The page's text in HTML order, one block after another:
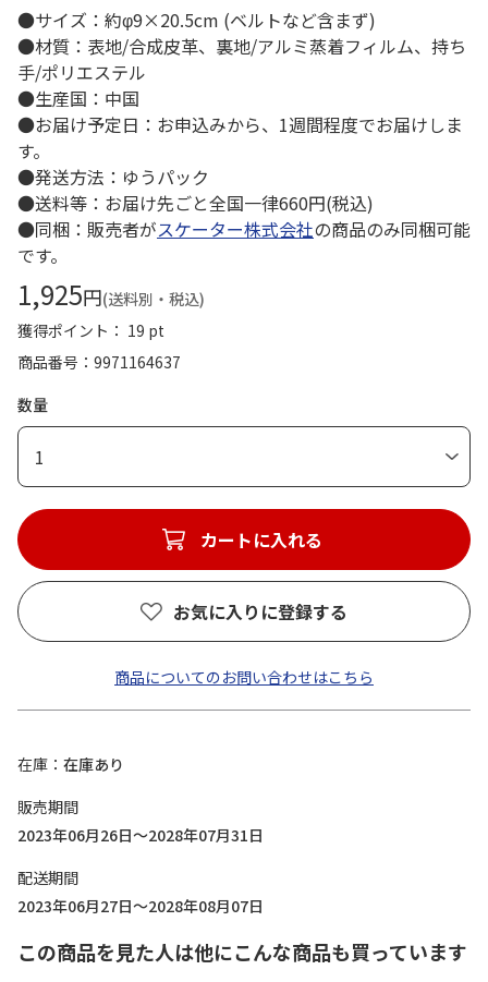
●サイズ：約φ9×20.5cm (ベルトなど含まず)
●材質：表地/合成皮革、裏地/アルミ蒸着フィルム、持ち
手/ポリエステル
●生産国：中国
●お届け予定日：お申込みから、1週間程度でお届けしま
す。
●発送方法：ゆうパック
●送料等：お届け先ごと全国一律660円(税込)
●同梱：販売者がスケーター株式会社の商品のみ同梱可能
です。
1,925円(送料別・税込)
獲得ポイント： 19 pt
商品番号
9971164637
数量
1
カートに入れる
お気に入りに登録する
商品についてのお問い合わせはこちら
在庫
在庫あり
販売期間
2023年06月26日～2028年07月31日
配送期間
2023年06月27日～2028年08月07日
この商品を見た人は他にこんな商品も買っています